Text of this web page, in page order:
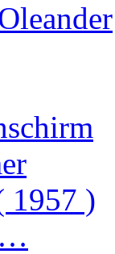
1957 )